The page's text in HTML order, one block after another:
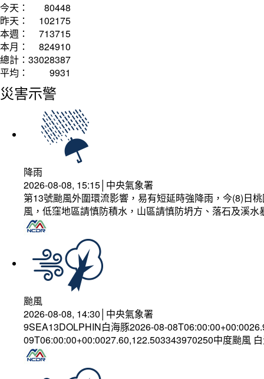
今天：
80448
昨天：
102175
本週：
713715
本月：
824910
總計： 33028387
平均：
9931
災害示警
降雨
2026-08-08, 15:15│中央氣象署
第13號颱風外圍環流影響，易有短延時強降雨，今(8)日
風，低窪地區請慎防積水，山區請慎防坍方、落石及溪
颱風
2026-08-08, 14:30│中央氣象署
9SEA13DOLPHIN白海豚2026-08-
09T06:00:00+00:0027.60,122.503343970250中度颱風